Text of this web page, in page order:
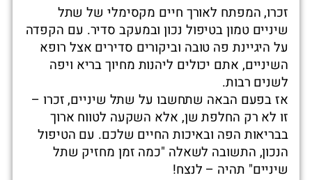
זכרו, המפתח לאורך חיים מקסימלי של שתל
שיניים טמון בטיפול נכון ובמעקב סדיר. עם הקפדה
על היגיינת פה טובה וביקורים סדירים אצל רופא
השיניים, אתם יכולים ליהנות מחיוך בריא ויפה
לשנים רבות.
אז בפעם הבאה שתחשבו על שתל שיניים, זכרו –
זו לא רק החלפת שן, אלא השקעה לטווח ארוך
בבריאות הפה ובאיכות החיים שלכם. עם הטיפול
הנכון, התשובה לשאלה "כמה זמן מחזיק שתל
שיניים" תהיה – לנצח!